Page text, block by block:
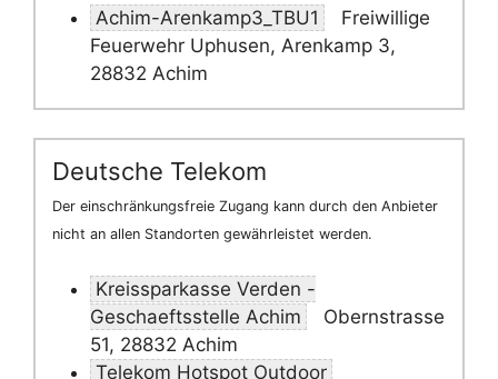
Achim-Arenkamp3_TBU1
Freiwillige
Feuerwehr Uphusen, Arenkamp 3,
28832 Achim
Deutsche Telekom
Der einschränkungsfreie Zugang kann durch den Anbieter
nicht an allen Standorten gewährleistet werden.
Kreissparkasse Verden -
Geschaeftsstelle Achim
Obernstrasse
51, 28832 Achim
Telekom Hotspot Outdoor